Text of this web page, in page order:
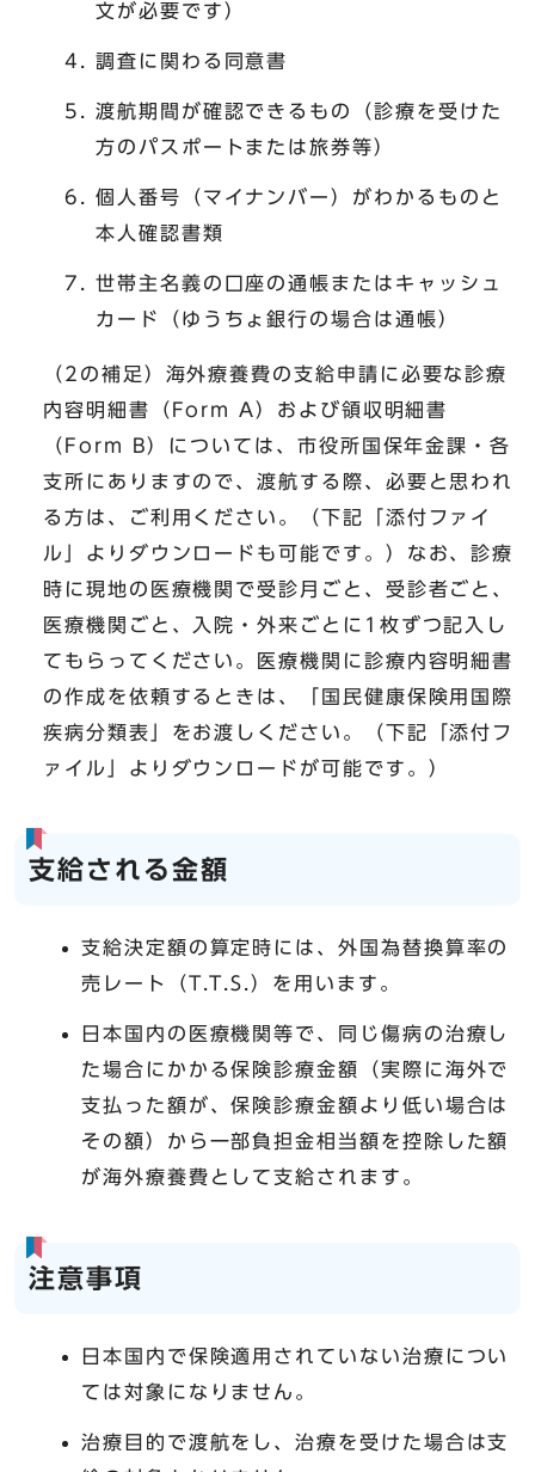
文が必要です）
調査に関わる同意書
渡航期間が確認できるもの（診療を受けた
方のパスポートまたは旅券等）
個人番号（マイナンバー）がわかるものと
本人確認書類
世帯主名義の口座の通帳またはキャッシュ
カード（ゆうちょ銀行の場合は通帳）
（2の補足）海外療養費の支給申請に必要な診療
内容明細書（Form A）および領収明細書
（Form B）については、市役所国保年金課・各
支所にありますので、渡航する際、必要と思われ
る方は、ご利用ください。（下記「添付ファイ
ル」よりダウンロードも可能です。）なお、診療
時に現地の医療機関で受診月ごと、受診者ごと、
医療機関ごと、入院・外来ごとに1枚ずつ記入し
てもらってください。医療機関に診療内容明細書
の作成を依頼するときは、「国民健康保険用国際
疾病分類表」をお渡しください。（下記「添付フ
ァイル」よりダウンロードが可能です。）
支給される金額
支給決定額の算定時には、外国為替換算率の
売レート（T.T.S.）を用います。
日本国内の医療機関等で、同じ傷病の治療し
た場合にかかる保険診療金額（実際に海外で
支払った額が、保険診療金額より低い場合は
その額）から一部負担金相当額を控除した額
が海外療養費として支給されます。
注意事項
日本国内で保険適用されていない治療につい
ては対象になりません。
治療目的で渡航をし、治療を受けた場合は支